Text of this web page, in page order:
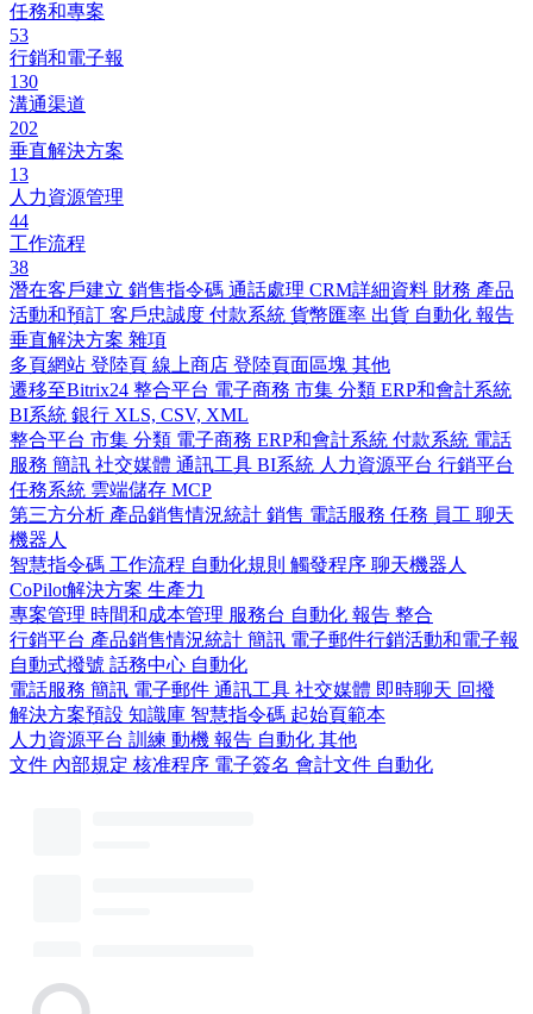
任務和專案
53
行銷和電子報
130
溝通渠道
202
垂直解決方案
13
人力資源管理
44
工作流程
38
潛在客戶建立 銷售指令碼 通話處理 CRM詳細資料 財務 產品
活動和預訂 客戶忠誠度 付款系統 貨幣匯率 出貨 自動化 報告
垂直解決方案 雜項
多頁網站 登陸頁 線上商店 登陸頁面區塊 其他
遷移至Bitrix24 整合平台 電子商務 市集 分類 ERP和會計系統
BI系統 銀行 XLS, CSV, XML
整合平台 市集 分類 電子商務 ERP和會計系統 付款系統 電話
服務 簡訊 社交媒體 通訊工具 BI系統 人力資源平台 行銷平台
任務系統 雲端儲存 MCP
第三方分析 產品銷售情況統計 銷售 電話服務 任務 員工 聊天
機器人
智慧指令碼 工作流程 自動化規則 觸發程序 聊天機器人
CoPilot解決方案 生產力
專案管理 時間和成本管理 服務台 自動化 報告 整合
行銷平台 產品銷售情況統計 簡訊 電子郵件行銷活動和電子報
自動式撥號 話務中心 自動化
電話服務 簡訊 電子郵件 通訊工具 社交媒體 即時聊天 回撥
解決方案預設 知識庫 智慧指令碼 起始頁範本
人力資源平台 訓練 動機 報告 自動化 其他
文件 內部規定 核准程序 電子簽名 會計文件 自動化